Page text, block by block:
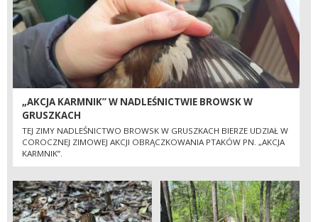
„AKCJA KARMNIK” W NADLEŚNICTWIE BROWSK W
GRUSZKACH
TEJ ZIMY NADLEŚNICTWO BROWSK W GRUSZKACH BIERZE UDZIAŁ W
COROCZNEJ ZIMOWEJ AKCJI OBRĄCZKOWANIA PTAKÓW PN. „AKCJA
KARMNIK”.